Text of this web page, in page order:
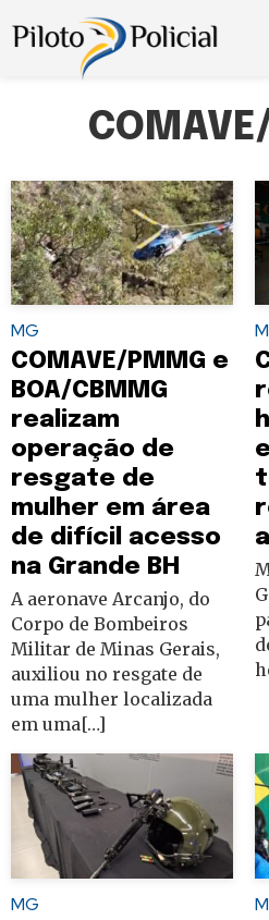
MG
COMAVE/PMMG e
BOA/CBMMG
realizam
operação de
resgate de
mulher em área
de difícil acesso
na Grande BH
A aeronave Arcanjo, do
Corpo de Bombeiros
Militar de Minas Gerais,
auxiliou no resgate de
uma mulher localizada
em uma[…]
MG